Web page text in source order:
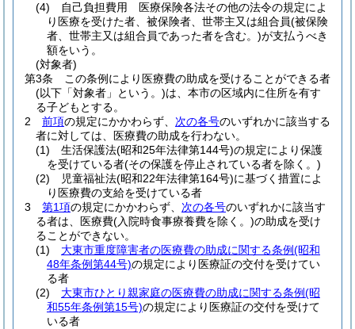
(4)
自己負担費用 医療保険各法その他の法令の規定によ
り医療を受けた者、被保険者、世帯主又は組合員(被保険
者、世帯主又は組合員であった者を含む。)が支払うべき
額をいう。
(対象者)
第3条
この条例により医療費の助成を受けることができる者
(以下「対象者」という。)は、本市の区域内に住所を有す
る子どもとする。
2
前項の規定にかかわらず、 次の各号のいずれかに該当する
者に対しては、医療費の助成を行わない。
(1)
生活保護法(昭和25年法律第144号)の規定により保護
を受けている者(その保護を停止されている者を除く。)
(2)
児童福祉法(昭和22年法律第164号)に基づく措置によ
り医療費の支給を受けている者
3
第1項の規定にかかわらず、 次の各号のいずれかに該当す
る者は、医療費(入院時食事療養費を除く。)の助成を受け
ることができない。
(1)
大東市重度障害者の医療費の助成に関する条例(昭和
48年条例第44号)の規定により医療証の交付を受けてい
る者
(2)
大東市ひとり親家庭の医療費の助成に関する条例(昭
和55年条例第15号)の規定により医療証の交付を受けて
いる者